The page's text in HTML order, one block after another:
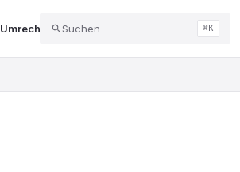
Umrechner & Tools Abo & Kündigung
Suchen ⌘K